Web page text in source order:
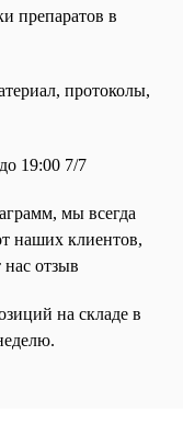
препаратов в
протоколы,
19:00 7/7
мы всегда
наших клиентов,
отзыв
на складе в